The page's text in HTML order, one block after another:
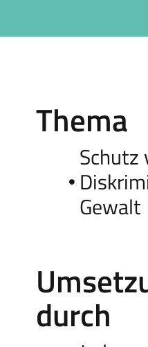
Thema
Schutz
Gewalt
durch